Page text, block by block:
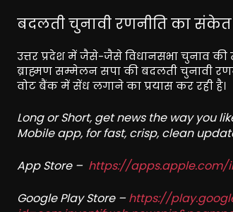
बदलती चुनावी रणनीति का संकेत
उत्तर प्रदेश में जैसे-जैसे विधानसभा चुनाव
ब्राह्मण सम्मेलन सपा की बदलती चुनावी
वोट बैंक में सेंध लगाने का प्रयास कर रही है।
Long or Short, get news the way you
Mobile app, for fast, crisp, clean
App Store – https://
Google Play Store – https://